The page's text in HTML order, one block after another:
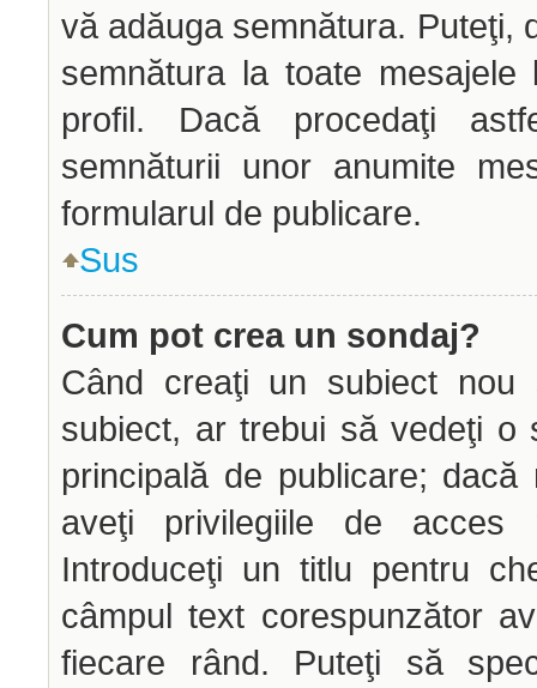
vă adăuga semnătura. Puteţi,
semnătura la toate mesajele
profil. Dacă procedaţi
semnăturii unor anumite
formularul de publicare.
Sus
Cum pot crea un sondaj?
Când creaţi un subiect nou
subiect, ar trebui să vedeţi o
principală de publicare;
aveţi privilegiile de acces
Introduceţi un titlu pentru
câmpul text corespunzător
fiecare rând. Puteţi să